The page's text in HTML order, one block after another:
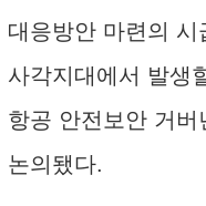
대응방안 마련의 시
사각지대에서 발생
항공 안전보안 거버
논의됐다.